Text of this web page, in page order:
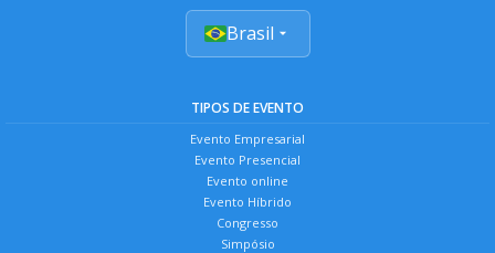
Brasil
TIPOS DE EVENTO
Evento Empresarial
Evento Presencial
Evento online
Evento Híbrido
Congresso
Simpósio